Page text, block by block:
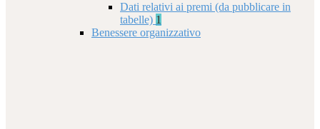
Dati relativi ai premi (da pubblicare in
tabelle) 1
Benessere organizzativo